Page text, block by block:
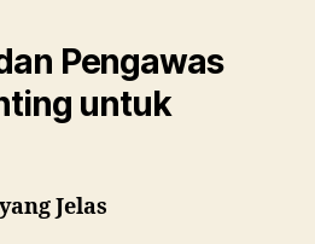
Pengawas
untuk
Jelas